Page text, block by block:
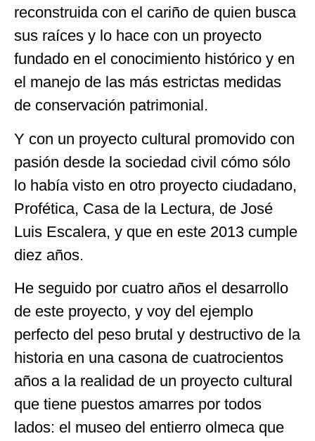
reconstruida con el cariño de quien busca
sus raíces y lo hace con un proyecto
fundado en el conocimiento histórico y en
el manejo de las más estrictas medidas
de conservación patrimonial.
Y con un proyecto cultural promovido con
pasión desde la sociedad civil cómo sólo
lo había visto en otro proyecto ciudadano,
Profética, Casa de la Lectura, de José
Luis Escalera, y que en este 2013 cumple
diez años.
He seguido por cuatro años el desarrollo
de este proyecto, y voy del ejemplo
perfecto del peso brutal y destructivo de la
historia en una casona de cuatrocientos
años a la realidad de un proyecto cultural
que tiene puestos amarres por todos
lados: el museo del entierro olmeca que